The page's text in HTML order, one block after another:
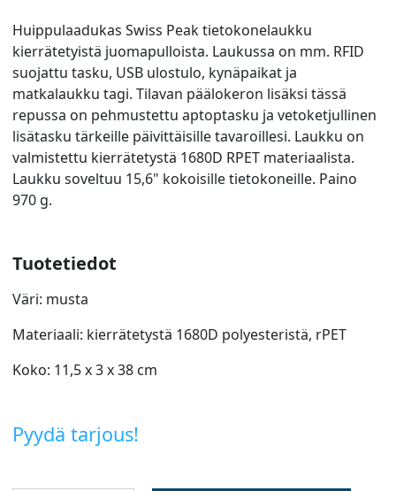
Huippulaadukas Swiss Peak tietokonelaukku
kierrätetyistä juomapulloista. Laukussa on mm. RFID
suojattu tasku, USB ulostulo, kynäpaikat ja
matkalaukku tagi. Tilavan päälokeron lisäksi tässä
repussa on pehmustettu aptoptasku ja vetoketjullinen
lisätasku tärkeille päivittäisille tavaroillesi. Laukku on
valmistettu kierrätetystä 1680D RPET materiaalista.
Laukku soveltuu 15,6" kokoisille tietokoneille. Paino
970 g.
Tuotetiedot
Väri: musta
Materiaali: kierrätetystä 1680D polyesteristä, rPET
Koko: 11,5 x 3 x 38 cm
Pyydä tarjous!